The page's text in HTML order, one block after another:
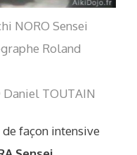
NORO Sensei
Roland
Daniel TOUTAIN
de façon intensive